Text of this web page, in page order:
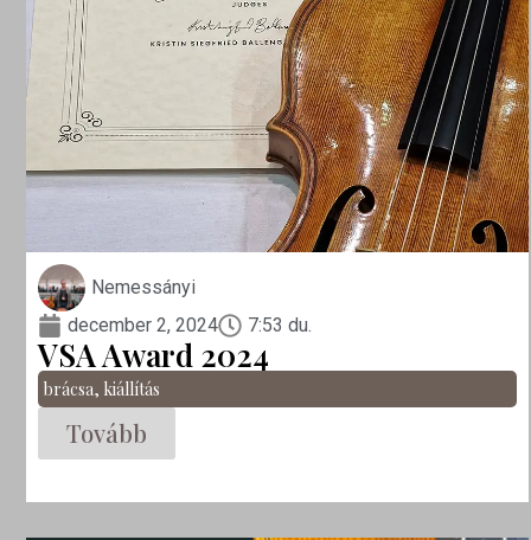
Nemessányi
december 2, 2024
7:53 du.
VSA Award 2024
brácsa, kiállítás
Tovább